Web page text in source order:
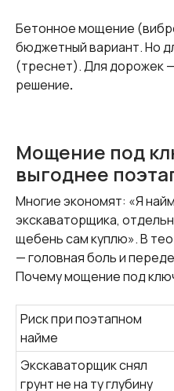
Бетонное мощение
бюджетный вариант. Но
(треснет). Для дорожек
решение.
Мощение под
выгоднее
Многие экономят: «Я
экскаваторщика,
щебень сам куплю». В
— головная боль и
Почему мощение под
Риск при поэтапном
найме
Экскаваторщик снял
грунт не на ту глубину